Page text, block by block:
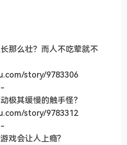
那么壮？而人不吃荤就不
story/9783306
极其缓慢的触手怪？
story/9783312
戏会让人上瘾?